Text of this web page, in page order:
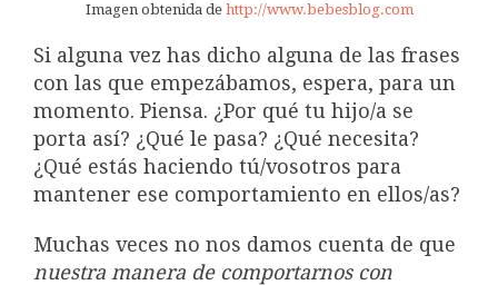
Imagen obtenida de http://www.bebesblog.com
Si alguna vez has dicho alguna de las frases
con las que empezábamos, espera, para un
momento. Piensa. ¿Por qué tu hijo/a se
porta así? ¿Qué le pasa? ¿Qué necesita?
¿Qué estás haciendo tú/vosotros para
mantener ese comportamiento en ellos/as?
Muchas veces no nos damos cuenta de que
nuestra manera de comportarnos con